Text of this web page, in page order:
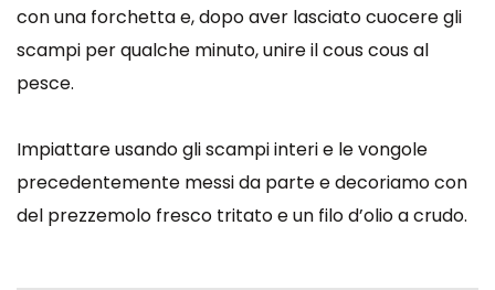
con una forchetta e, dopo aver lasciato cuocere gli
scampi per qualche minuto, unire il cous cous al
pesce.
Impiattare usando gli scampi interi e le vongole
precedentemente messi da parte e decoriamo con
del prezzemolo fresco tritato e un filo d’olio a crudo.